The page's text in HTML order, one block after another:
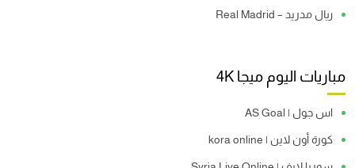
ريال مدريد – Real Madrid
مباريات اليوم ميجا 4K
اس جول | AS Goal
كورة أون لاين | kora online